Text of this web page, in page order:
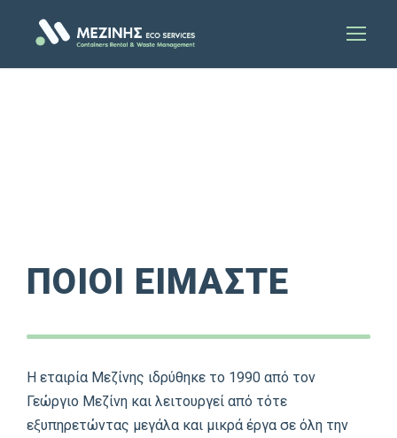
ΠΟΙΟΙ ΕΙΜΑΣΤΕ
Η εταιρία Μεζίνης ιδρύθηκε το 1990 από τον
Γεώργιο Μεζίνη και λειτουργεί από τότε
εξυπηρετώντας μεγάλα και μικρά έργα σε όλη την